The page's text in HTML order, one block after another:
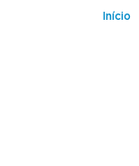
Início